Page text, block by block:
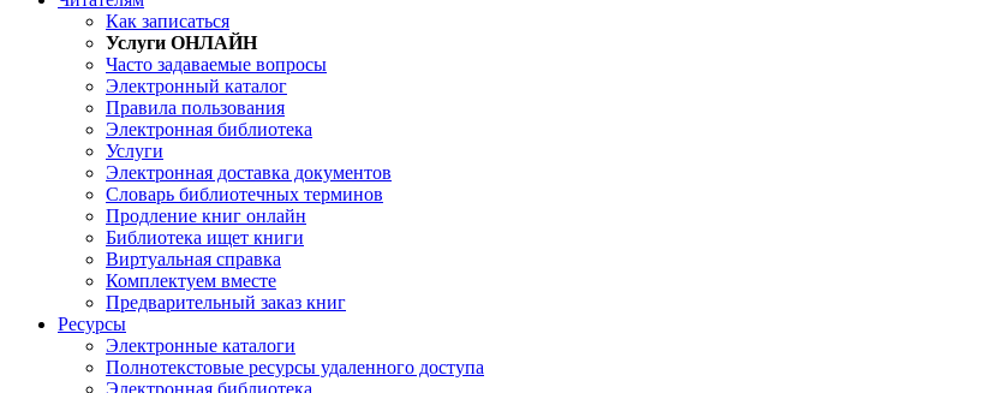
Как записаться
Услуги ОНЛАЙН
Часто задаваемые вопросы
Электронный каталог
Правила пользования
Электронная библиотека
Услуги
Электронная доставка документов
Словарь библиотечных терминов
Продление книг онлайн
Библиотека ищет книги
Виртуальная справка
Комплектуем вместе
Предварительный заказ книг
Ресурсы
Электронные каталоги
Полнотекстовые ресурсы удаленного доступа
Электронная библиотека